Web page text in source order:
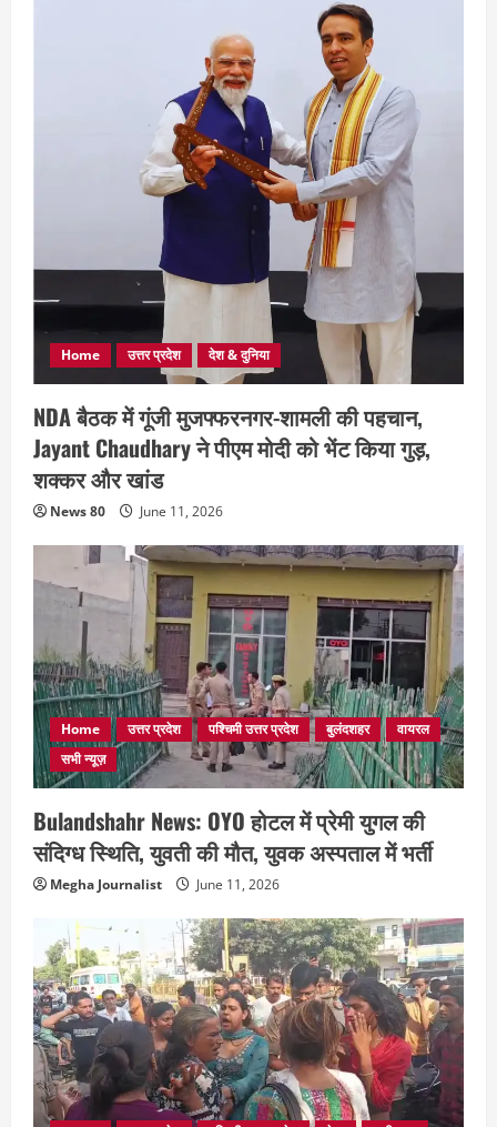
Home उत्तर प्रदेश देश & दुनिया
NDA बैठक में गूंजी मुजफ्फरनगर-शामली की पहचान,
Jayant Chaudhary ने पीएम मोदी को भेंट किया गुड़,
शक्कर और खांड
News 80 June 11, 2026
Home उत्तर प्रदेश पश्चिमी उत्तर प्रदेश बुलंदशहर
वायरल
सभी न्यूज़
Bulandshahr News: OYO होटल में प्रेमी युगल की
संदिग्ध स्थिति, युवती की मौत, युवक अस्पताल में भर्ती
Megha Journalist June 11, 2026